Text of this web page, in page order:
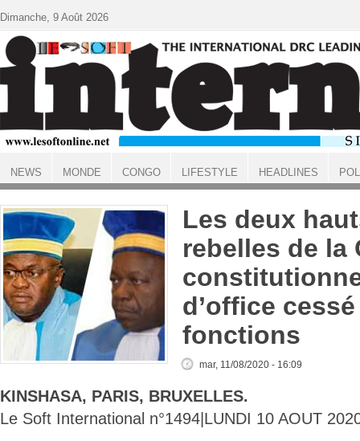
ACCUEIL
Les deux
rebelles de la
d’office
fonctions
mar, 11/08/2020 - 16:09
KINSHASA, PARIS, BRUXELLES.
Le Soft International n°1494|LUNDI 10 AOUT
Dimanche, 9 Août 2026
NEWS MONDE CONGO LIFESTYLE HEADLINES